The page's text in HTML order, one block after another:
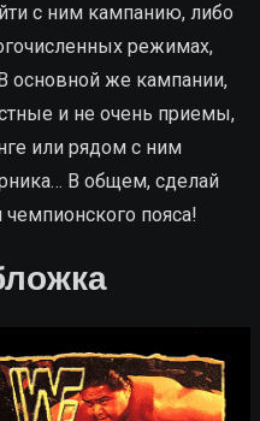
с ним кампанию, либо
режимах,
основной же кампании,
и не очень приемы,
или рядом с ним
В общем, сделай
пояса!